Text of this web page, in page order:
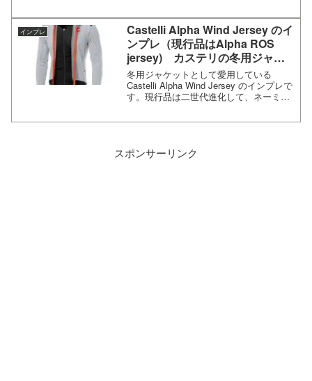
これを読むだけでツールドフランスやジ
ロ・デ・イタリアなどのグランツールな
どで、各チームがどういう...
インプレ
Castelli Alpha Wind Jersey のイ
ンプレ（現行品はAlpha ROS
jersey) カステリの冬用ジャケ
ット
冬用ジャケットとして愛用している
Castelli Alpha Wind Jersey のインプレで
す。現行品は二世代進化して、ネーミン
light jacketに変更になりました。...
スポンサーリンク